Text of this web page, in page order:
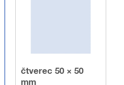
čtverec 50 × 50
mm